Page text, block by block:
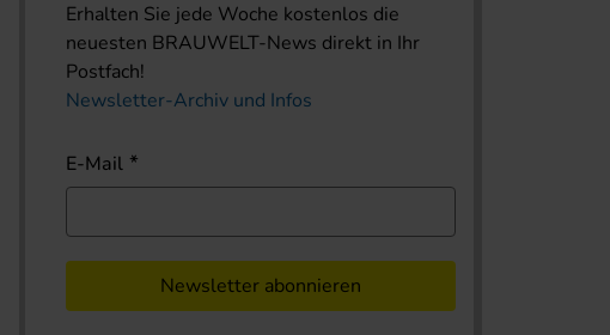
Erhalten Sie jede Woche kostenlos die
neuesten BRAUWELT-News direkt in Ihr
Postfach!
Newsletter-Archiv und Infos
E-Mail
Newsletter abonnieren